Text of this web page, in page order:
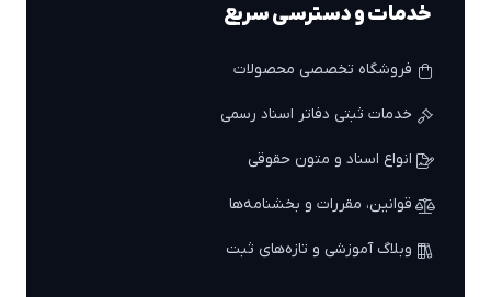
خدمات و دسترسی سریع
فروشگاه تخصصی محصولات
خدمات ثبتی دفاتر اسناد رسمی
انواع اسناد و متون حقوقی
قوانین، مقررات و بخشنامه‌ها
وبلاگ آموزشی و تازه‌های ثبت